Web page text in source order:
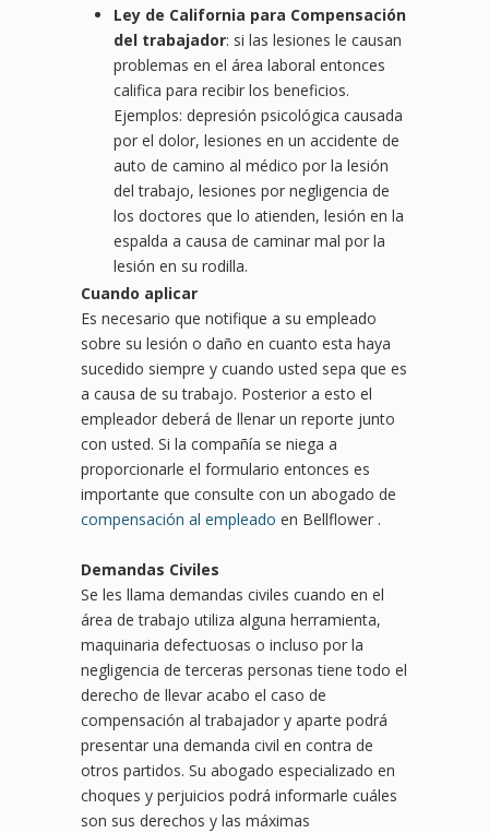
Ley de California para Compensación
del trabajador: si las lesiones le causan
problemas en el área laboral entonces
califica para recibir los beneficios.
Ejemplos: depresión psicológica causada
por el dolor, lesiones en un accidente de
auto de camino al médico por la lesión
del trabajo, lesiones por negligencia de
los doctores que lo atienden, lesión en la
espalda a causa de caminar mal por la
lesión en su rodilla.
Cuando aplicar
Es necesario que notifique a su empleado
sobre su lesión o daño en cuanto esta haya
sucedido siempre y cuando usted sepa que es
a causa de su trabajo. Posterior a esto el
empleador deberá de llenar un reporte junto
con usted. Si la compañía se niega a
proporcionarle el formulario entonces es
importante que consulte con un abogado de
compensación al empleado en Bellflower .
Demandas Civiles
Se les llama demandas civiles cuando en el
área de trabajo utiliza alguna herramienta,
maquinaria defectuosas o incluso por la
negligencia de terceras personas tiene todo el
derecho de llevar acabo el caso de
compensación al trabajador y aparte podrá
presentar una demanda civil en contra de
otros partidos. Su abogado especializado en
choques y perjuicios podrá informarle cuáles
son sus derechos y las máximas